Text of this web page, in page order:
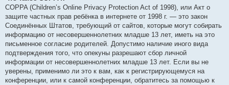
COPPA (Children’s Online Privacy Protection Act of 1998), или Акт о
защите частных прав ребёнка в интернете от 1998 г. — это закон
Соединённых Штатов, требующий от сайтов, которые могут собирать
информацию от несовершеннолетних младше 13 лет, иметь на это
письменное согласие родителей. Допустимо наличие иного вида
подтверждения того, что опекуны разрешают сбор личной
информации от несовершеннолетних младше 13 лет. Если вы не
уверены, применимо ли это к вам, как к регистрирующемуся на
конференции, или к самой конференции, обратитесь за помощью к